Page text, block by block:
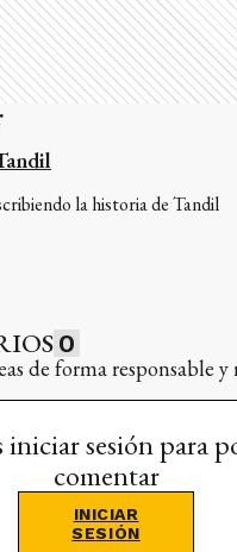
la historia de Tandil
0
de forma responsable y
iniciar sesión para
comentar
INICIAR
SESIÓN